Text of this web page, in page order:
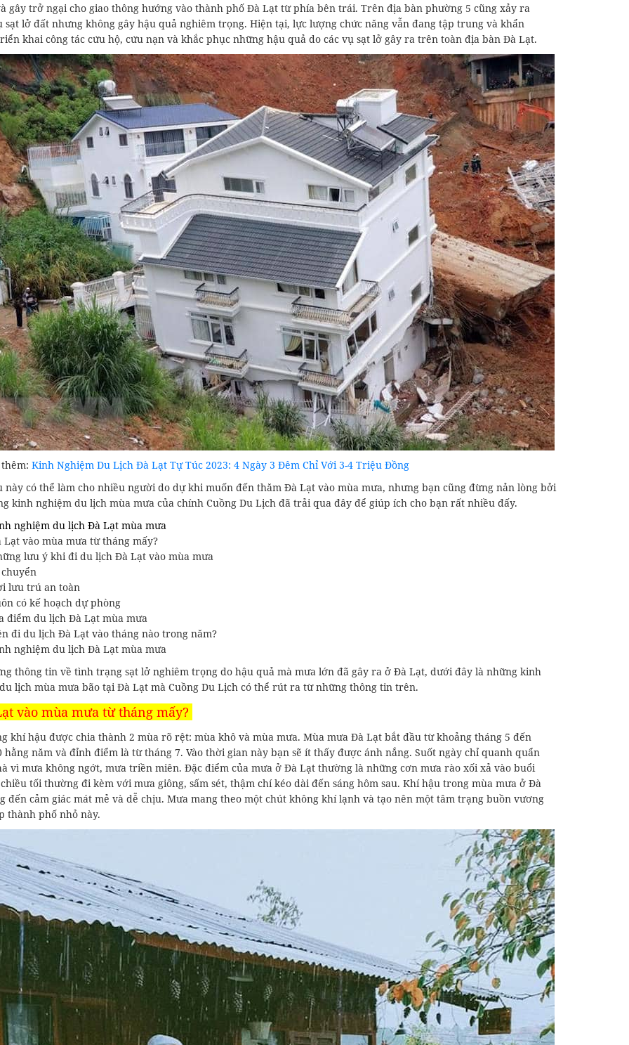
gây trở ngại cho giao thông hướng vào thành phố Đà Lạt từ phía bên trái. Trên địa bàn phường 5 cũng xảy ra
sạt lở đất nhưng không gây hậu quả nghiêm trọng. Hiện tại, lực lượng chức năng vẫn đang tập trung và khẩn
khai công tác cứu hộ, cứu nạn và khắc phục những hậu quả do các vụ sạt lở gây ra trên toàn địa bàn Đà Lạt.
thêm: Kinh Nghiệm Du Lịch Đà Lạt Tự Túc 2023: 4 Ngày 3 Đêm Chỉ Với 3-4 Triệu Đồng
này có thể làm cho nhiều người do dự khi muốn đến thăm Đà Lạt vào mùa mưa, nhưng bạn cũng đừng nản lòng bởi
kinh nghiệm du lịch mùa mưa của chính Cuồng Du Lịch đã trải qua đây để giúp ích cho bạn rất nhiều đấy.
nghiệm du lịch Đà Lạt mùa mưa
Lạt vào mùa mưa từ tháng mấy?
lưu ý khi đi du lịch Đà Lạt vào mùa mưa
lưu trú an toàn
có kế hoạch dự phòng
điểm du lịch Đà Lạt mùa mưa
đi du lịch Đà Lạt vào tháng nào trong năm?
nghiệm du lịch Đà Lạt mùa mưa
thông tin về tình trạng sạt lở nghiêm trọng do hậu quả mà mưa lớn đã gây ra ở Đà Lạt, dưới đây là những kinh
lịch mùa mưa bão tại Đà Lạt mà Cuồng Du Lịch có thể rút ra từ những thông tin trên.
vào mùa mưa từ tháng mấy?
khí hậu được chia thành 2 mùa rõ rệt: mùa khô và mùa mưa. Mùa mưa Đà Lạt bắt đầu từ khoảng tháng 5 đến
hằng năm và đỉnh điểm là từ tháng 7. Vào thời gian này bạn sẽ ít thấy được ánh nắng. Suốt ngày chỉ quanh quẩn
vì mưa không ngớt, mưa triền miên. Đặc điểm của mưa ở Đà Lạt thường là những cơn mưa rào xối xả vào buổi
tối thường đi kèm với mưa giông, sấm sét, thậm chí kéo dài đến sáng hôm sau. Khí hậu trong mùa mưa ở Đà
đến cảm giác mát mẻ và dễ chịu. Mưa mang theo một chút không khí lạnh và tạo nên một tâm trạng buồn vương
thành phố nhỏ này.